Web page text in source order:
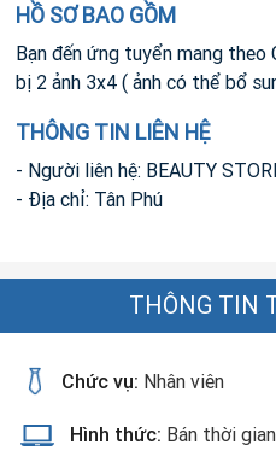
HỒ SƠ BAO GỒM
Bạn đến ứng tuyển mang theo
bị 2 ảnh 3x4 ( ảnh có thể bổ
THÔNG TIN LIÊN HỆ
- Người liên hệ: BEAUTY
- Địa chỉ: Tân Phú
THÔNG TIN
Chức vụ: Nhân viên
Hình thức: Bán thời gian